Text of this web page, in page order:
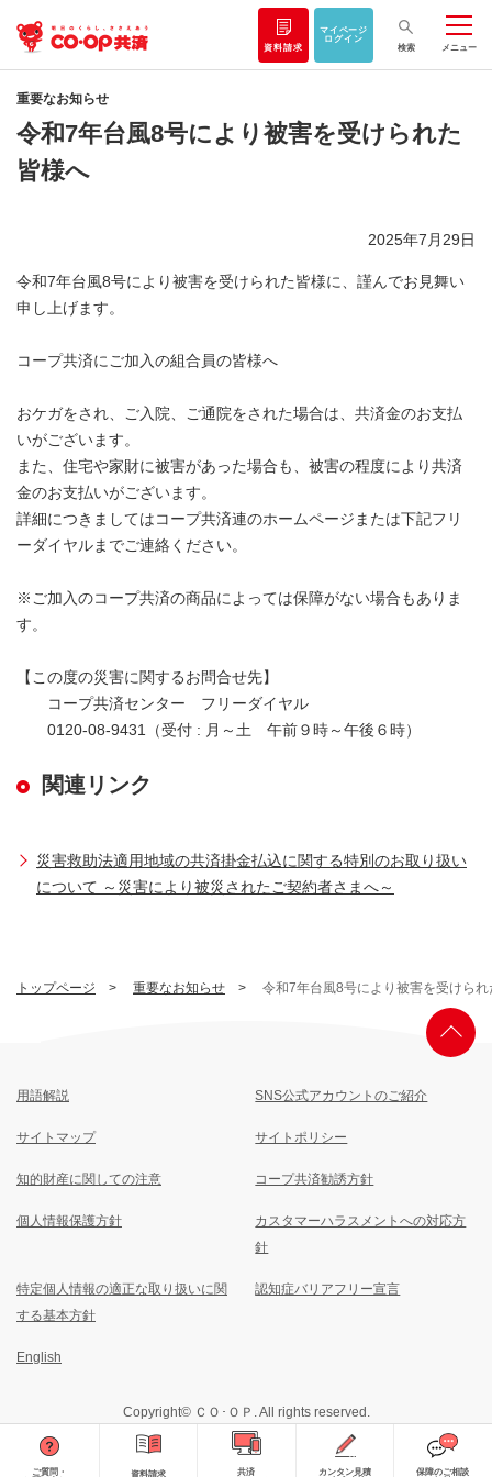
資料請求
マイページ
ログイン
検索
メニュー
トップページ 重要なお知らせ 令和7年台風8号により被害を受けられ
重要なお知らせ
令和7年台風8号により被害を受けられた
皆様へ
2025年7月29日
令和7年台風8号により被害を受けられた皆様に、謹んでお見舞い
申し上げます。
コープ共済にご加入の組合員の皆様へ
おケガをされ、ご入院、ご通院をされた場合は、共済金のお支払
いがございます。
また、住宅や家財に被害があった場合も、被害の程度により共済
金のお支払いがございます。
詳細につきましてはコープ共済連のホームページまたは下記フリ
ーダイヤルまでご連絡ください。
※ご加入のコープ共済の商品によっては保障がない場合もありま
す。
【この度の災害に関するお問合せ先】
コープ共済センター フリーダイヤル
0120-08-9431（受付 : 月～土 午前９時～午後６時）
関連リンク
災害救助法適用地域の共済掛金払込に関する特別のお取り扱い
について ～災害により被災されたご契約者さまへ～
ご質問・
資料請求
共済
カンタン見積
保障のご相談
用語解説 SNS公式アカウントのご紹介
サイトマップ サイトポリシー
知的財産に関しての注意 コープ共済勧誘方針
個人情報保護方針
カスタマーハラスメントへの対応方
針
特定個人情報の適正な取り扱いに関
する基本方針
認知症バリアフリー宣言
English
Copyright© ＣＯ･ＯＰ. All rights reserved.